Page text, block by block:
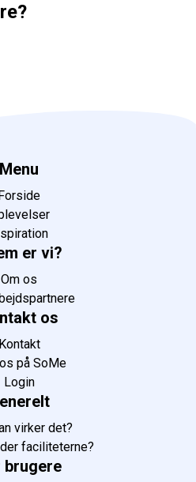
Menu
Forside
er vi?
Om os
os
Kontakt
på SoMe
Login
virker det?
faciliteterne?
brugere